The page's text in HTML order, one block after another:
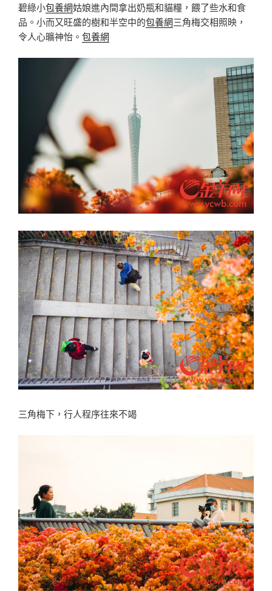
碧綠小包養網姑娘進內間拿出奶瓶和貓糧，餵了些水和食
品。小而又旺盛的樹和半空中的包養網三角梅交相照映，
令人心曠神怡。 包養網
三角梅下，行人程序往來不竭